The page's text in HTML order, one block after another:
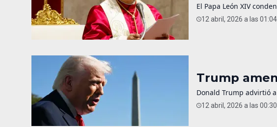
El Papa León XIV
12 abril, 2026 a las
Trump
Donald Trump advirtió
12 abril, 2026 a las